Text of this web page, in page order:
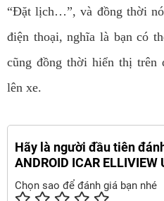
“Đặt lịch…”, và đồng thời
điện thoại, nghĩa là bạn có
cũng đồng thời hiển thị trên
lên xe.
Hãy là người đầu tiên
ANDROID ICAR ELLIVIEW
Chọn sao để đánh giá bạn nhé